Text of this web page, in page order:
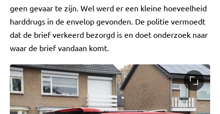
geen gevaar te zijn. Wel werd er een kleine hoeveelheid
harddrugs in de envelop gevonden. De politie vermoedt
dat de brief verkeerd bezorgd is en doet onderzoek naar
waar de brief vandaan komt.